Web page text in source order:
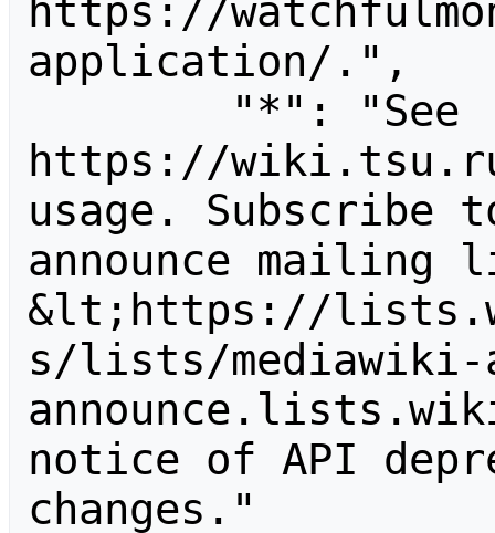
https://
application/.",
https://
usage. Subscribe
announce
&lt;https://
s/lists/
notice of API
changes."